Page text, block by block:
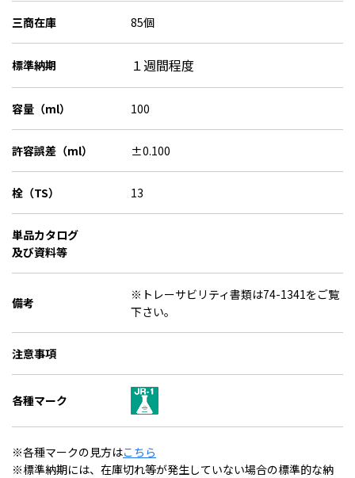
三商在庫 85個
標準納期 １週間程度
容量（ml） 100
許容誤差（ml） ±0.100
栓（TS） 13
単品カタログ
及び資料等
備考
※トレーサビリティ書類は74-1341をご覧
下さい。
注意事項
各種マーク
※各種マークの見方はこちら
※標準納期には、在庫切れ等が発生していない場合の標準的な納